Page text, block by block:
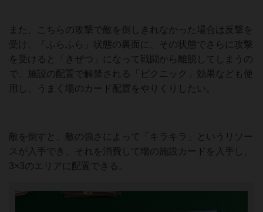
また、こちらの攻撃で敵を倒しきれなかった場合は反撃を
受け、「ふらふら」状態の裏面に、その状態でさらに攻撃
を受けると「きぜつ」になって戦闘から離脱してしまうの
で、施設の配置で解禁される「ピクニック」効果なども使
用し、うまく場のカード配置をやりくりしたい。
敵を倒すと、敵の強さによって「キラキラ」というリソー
スが入手でき、それを消費して場の施設カードを入手し、
3×3のエリアに配置できる。